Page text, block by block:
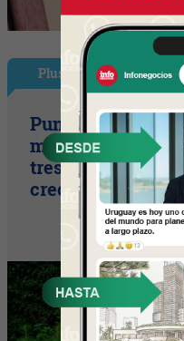
Plus
Punto Sano
marca duplicó
tres lanzamientos
creciendo)